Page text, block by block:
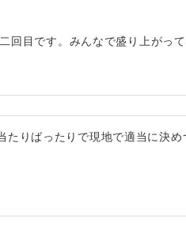
回目です。みんなで盛り上がっ
りばったりで現地で適当に決